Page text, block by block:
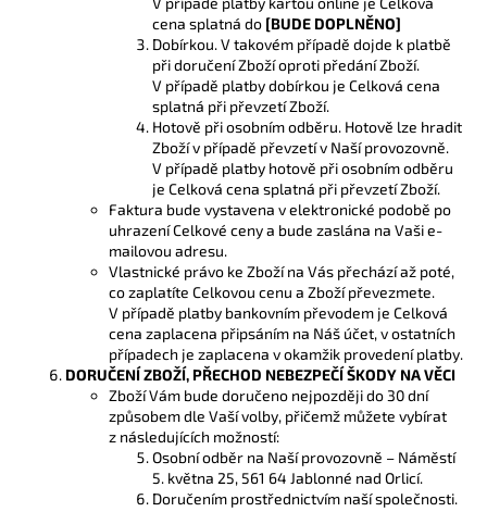
cena splatná do [BUDE DOPLNĚNO]
Dobírkou. V takovém případě dojde k platbě
při doručení Zboží oproti předání Zboží.
V případě platby dobírkou je Celková cena
splatná při převzetí Zboží.
Hotově při osobním odběru. Hotově lze hradit
Zboží v případě převzetí v Naší provozovně.
V případě platby hotově při osobním odběru
je Celková cena splatná při převzetí Zboží.
Faktura bude vystavena v elektronické podobě po
uhrazení Celkové ceny a bude zaslána na Vaši e-
mailovou adresu.
Vlastnické právo ke Zboží na Vás přechází až poté,
co zaplatíte Celkovou cenu a Zboží převezmete.
V případě platby bankovním převodem je Celková
cena zaplacena připsáním na Náš účet, v ostatních
případech je zaplacena v okamžik provedení platby.
DORUČENÍ ZBOŽÍ, PŘECHOD NEBEZPEČÍ ŠKODY NA VĚCI
Zboží Vám bude doručeno nejpozději do 30 dní
způsobem dle Vaší volby, přičemž můžete vybírat
z následujících možností:
Osobní odběr na Naší provozovně – Náměstí
5. května 25, 561 64 Jablonné nad Orlicí.
Doručením prostřednictvím naší společnosti.